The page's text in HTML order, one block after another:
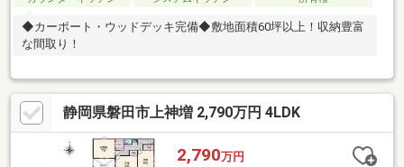
◆カーポート・ウッドデッキ完備◆敷地面積60坪以上！収納豊富
な間取り！
静岡県磐田市上神増 2,790万円 4LDK
2,790万円